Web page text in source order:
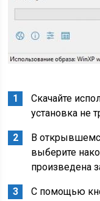
Скачайте
установка не
В
выберите
произведена
С помощью